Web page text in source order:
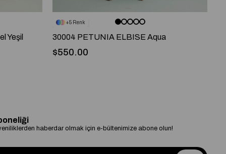
Yeşil
5
30004 PETUNIA ELBISE Aqua
$550.00
haberdar olmak için e-bültenimize abone olun!